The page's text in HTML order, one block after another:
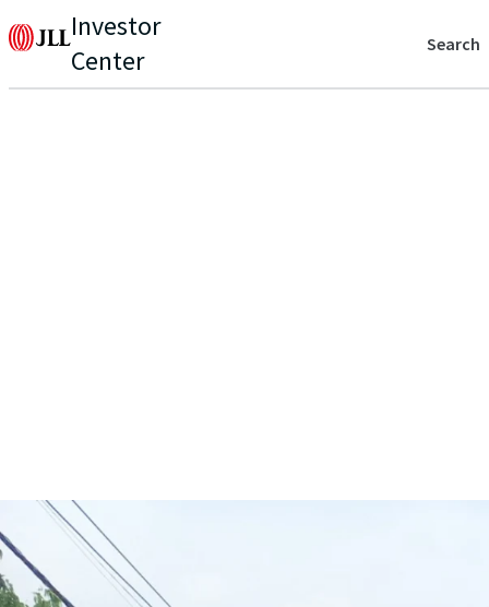
Investor
Center
Search